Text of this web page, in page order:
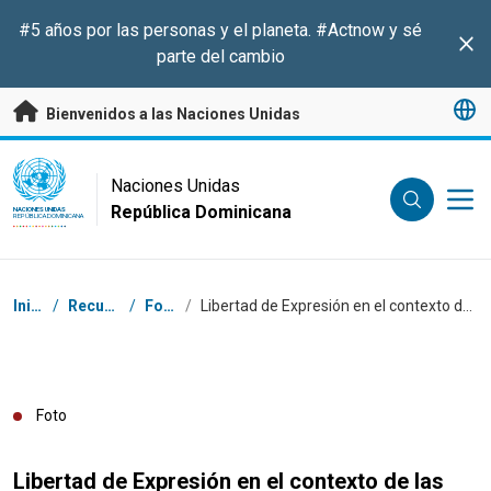
#5 años por las personas y el planeta. #Actnowy sé
parte del cambio
Bienvenidos a las Naciones Unidas
UN Logo
NACIONES UNIDAS
REPÚBLICA DOMINICANA
Naciones Unidas
República Dominicana
Coordenadas dentro de la ruta de navegación
Inicio / Recursos / Fotos /
Foto
Libertad de Expresión en el contexto de las